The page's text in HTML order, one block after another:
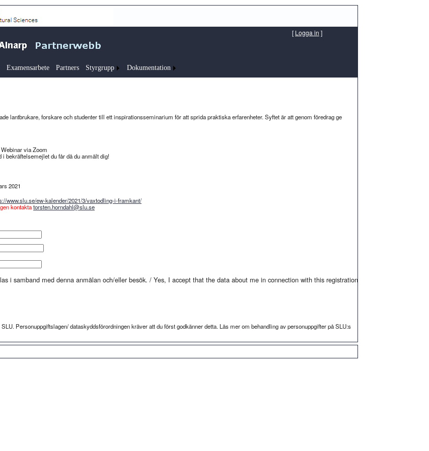
[ Logga in ]
Examensarbete Partners Styrgrupp Dokumentation
lantbrukare, forskare och studenter till ett inspirationsseminarium för att sprida praktiska erfarenheter. Syftet är att genom föredrag ge
via Zoom
bekräftelsemejlet du får då du anmält dig!
2021
www.slu.se/ew-kalender/2021/3/vaxtodling-i-framkant/
kontaktatorsten.horndahl@slu.se
i samband med denna anmälan och/eller besök. / Yes, I accept that the data about me in connection with this registration
Personuppgiftslagen/ dataskyddsförordningen kräver att du först godkänner detta. Läs mer om behandling av personuppgifter på SLU:s